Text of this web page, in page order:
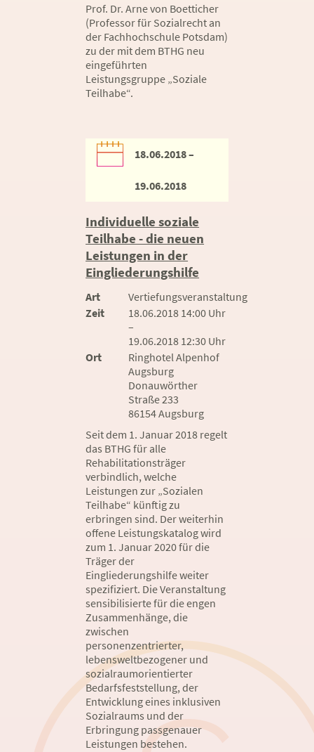
Prof. Dr. Arne von Boetticher
(Professor für Sozialrecht an
der Fachhochschule Potsdam)
zu der mit dem BTHG neu
eingeführten
Leistungsgruppe „Soziale
Teilhabe“.
18.06.2018 –
19.06.2018
Individuelle soziale
Teilhabe - die neuen
Leistungen in der
Eingliederungshilfe
Art
Vertiefungsveranstaltung
Zeit
18.06.2018 14:00 Uhr
–
19.06.2018 12:30 Uhr
Ort
Ringhotel Alpenhof
Augsburg
Donauwörther
Straße 233
86154 Augsburg
Seit dem 1. Januar 2018 regelt
das BTHG für alle
Rehabilitationsträger
verbindlich, welche
Leistungen zur „Sozialen
Teilhabe“ künftig zu
erbringen sind. Der weiterhin
offene Leistungskatalog wird
zum 1. Januar 2020 für die
Träger der
Eingliederungshilfe weiter
spezifiziert. Die Veranstaltung
sensibilisierte für die engen
Zusammenhänge, die
zwischen
personenzentrierter,
lebensweltbezogener und
sozialraumorientierter
Bedarfsfeststellung, der
Entwicklung eines inklusiven
Sozialraums und der
Erbringung passgenauer
Leistungen bestehen.